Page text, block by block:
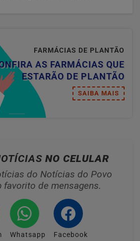
FARMÁCIAS DE PLANTÃO
AS FARMÁCIAS QUE
ESTARÃO DE PLANTÃO
SAIBA MAIS
NO CELULAR
do Notícias do Povo
favorito de mensagens.
Whatsapp Facebook